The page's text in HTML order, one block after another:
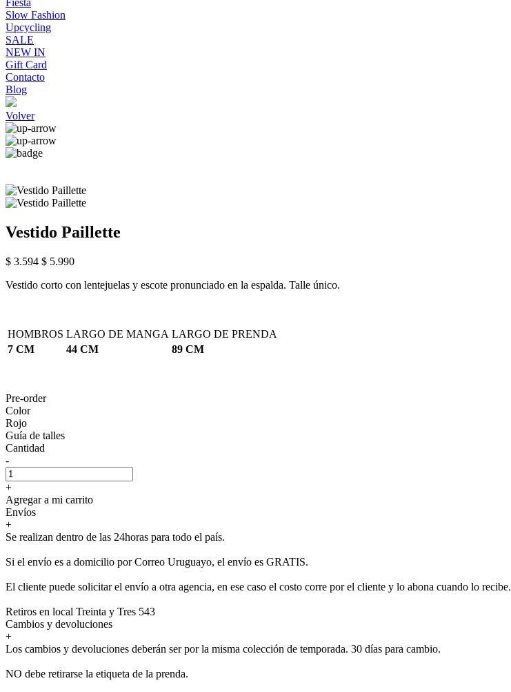
Fiesta
Slow Fashion
Upcycling
SALE
NEW IN
Gift Card
Contacto
Blog
Volver
Vestido Paillette
$ 3.594 $ 5.990
Vestido corto con lentejuelas y escote pronunciado en la espalda. Talle único.
HOMBROS LARGO DE MANGA LARGO DE PRENDA
7 CM
44 CM 89 CM
Pre-order
Color
Rojo
Guía de talles
Cantidad
-
+
Agregar a mi carrito
Envíos
+
Se realizan dentro de las 24horas para todo el país.
Si el envío es a domicilio por Correo Uruguayo, el envío es GRATIS.
El cliente puede solicitar el envío a otra agencia, en ese caso el costo corre por el cliente y lo abona cuando lo recibe.
Retiros en local Treinta y Tres 543
Cambios y devoluciones
+
Los cambios y devoluciones deberán ser por la misma colección de temporada. 30 días para cambio.
NO debe retirarse la etiqueta de la prenda.